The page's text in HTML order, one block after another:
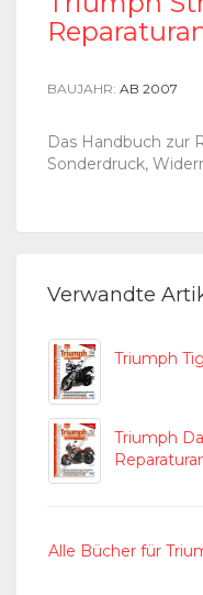
BAUJAHR: AB 2007
Das Handbuch zur
Sonderdruck,
Verwandte
Triumph
Triumph
Alle Bücher für